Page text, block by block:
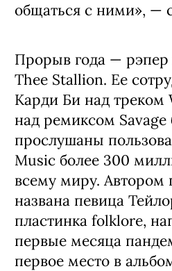
общаться с ними», —
Прорыв года — рэпер
Thee Stallion. Ее
Карди Би над треком
над ремиксом
прослушаны
Music более 300
всему миру. Автором
названа певица
пластинка folklore,
первые месяца
первое место в